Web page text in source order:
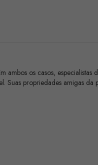
os casos, especialistas
Suas propriedades amigas